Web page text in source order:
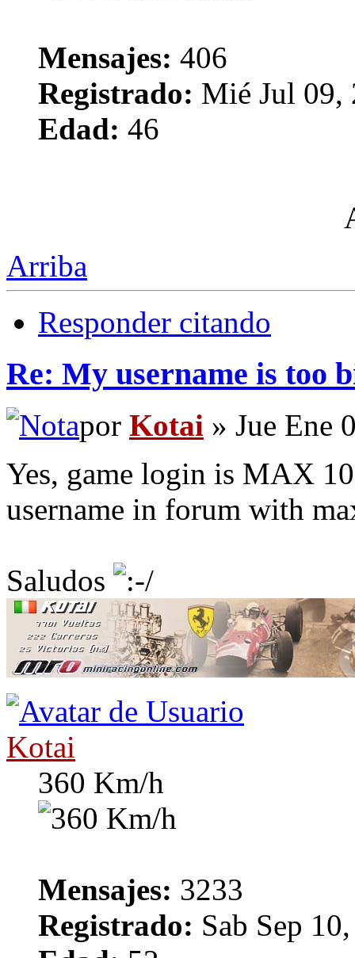
Mensajes: 406
Registrado: Mié Jul 09,
Edad: 46
Arriba
Responder citando
Re: My username is too
por Kotai » Jue Ene
Yes, game login is MAX
username in forum with
Saludos
Kotai
360 Km/h
Mensajes: 3233
Registrado: Sab Sep